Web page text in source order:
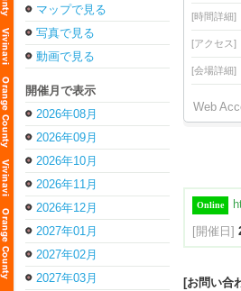
マップで見る
写真で見る
動画で見る
開催月で表示
2026年08月
2026年09月
2026年10月
2026年11月
2026年12月
2027年01月
2027年02月
2027年03月
[時間詳細]
[アクセス]
[会場詳細]
Web
Online
[開催日]
[お問い合